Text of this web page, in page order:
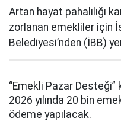
Artan hayat pahalılığı
zorlanan emekliler için
Belediyesi’nden (İBB)
“Emekli Pazar Desteği”
2026 yılında 20 bin
ödeme yapılacak.